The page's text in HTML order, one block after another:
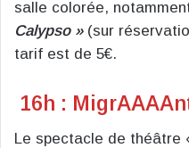
salle colorée,
Calypso »(sur
tarif est de 5€.
16h :
Le spectacle de théâtre